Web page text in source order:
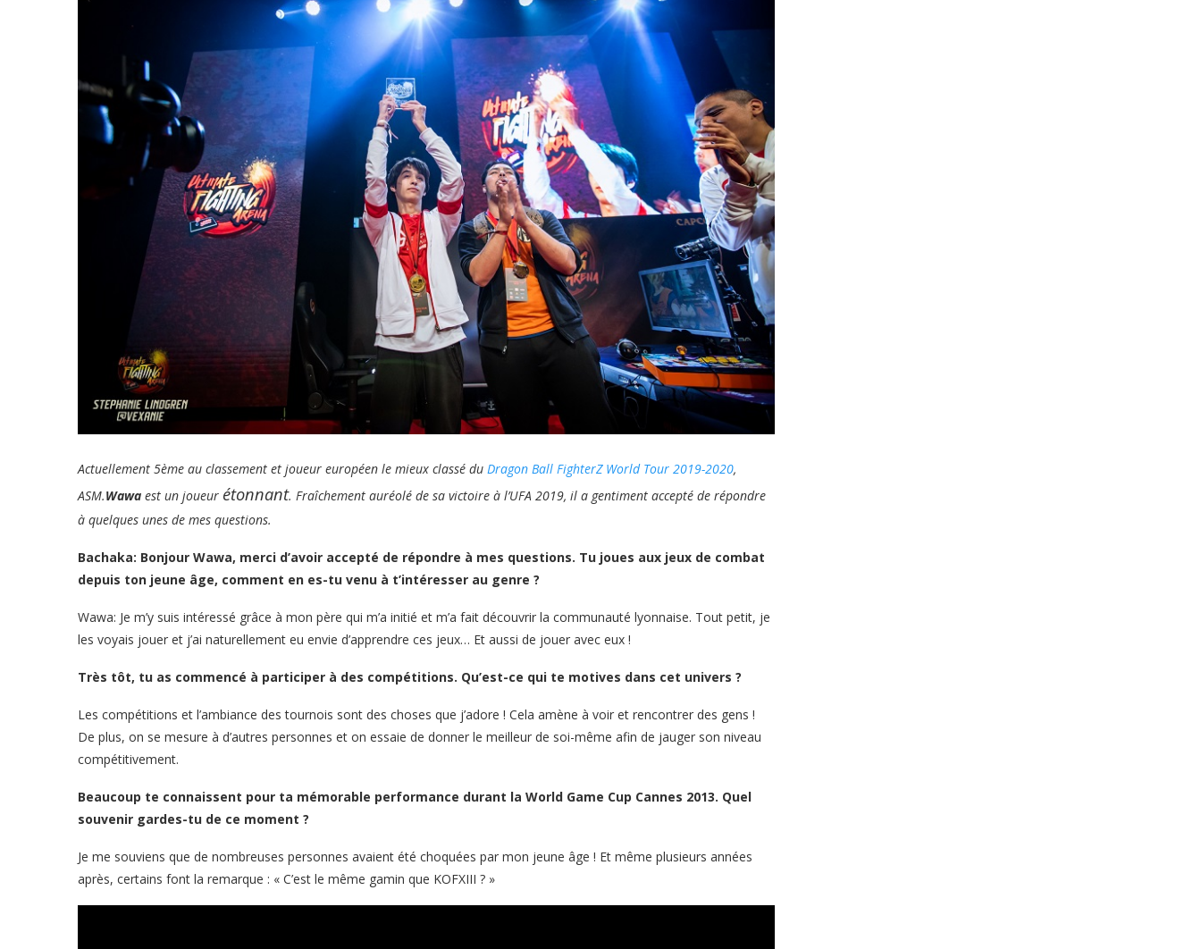
Actuellement 5ème au classement et joueur européen le mieux classé du Dragon Ball FighterZ World Tour 2019-2020,
ASM.Wawa est un joueur étonnant. Fraîchement auréolé de sa victoire à l’UFA 2019, il a gentiment accepté de répondre
à quelques unes de mes questions.
Bachaka: Bonjour Wawa, merci d’avoir accepté de répondre à mes questions. Tu joues aux jeux de combat
depuis ton jeune âge, comment en es-tu venu à t’intéresser au genre ?
Wawa: Je m’y suis intéressé grâce à mon père qui m’a initié et m’a fait découvrir la communauté lyonnaise. Tout petit, je
les voyais jouer et j’ai naturellement eu envie d’apprendre ces jeux… Et aussi de jouer avec eux !
Très tôt, tu as commencé à participer à des compétitions. Qu’est-ce qui te motives dans cet univers ?
Les compétitions et l’ambiance des tournois sont des choses que j’adore ! Cela amène à voir et rencontrer des gens !
De plus, on se mesure à d’autres personnes et on essaie de donner le meilleur de soi-même afin de jauger son niveau
compétitivement.
Beaucoup te connaissent pour ta mémorable performance durant la World Game Cup Cannes 2013. Quel
souvenir gardes-tu de ce moment ?
Je me souviens que de nombreuses personnes avaient été choquées par mon jeune âge ! Et même plusieurs années
après, certains font la remarque : « C’est le même gamin que KOFXIII ? »